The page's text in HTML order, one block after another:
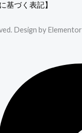
基づく表記】
Design by Elementor